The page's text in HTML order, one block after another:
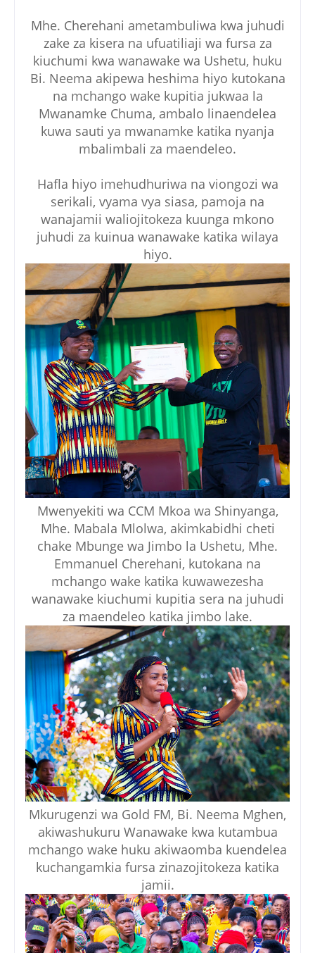
Mhe. Cherehani ametambuliwa kwa juhudi
zake za kisera na ufuatiliaji wa fursa za
kiuchumi kwa wanawake wa Ushetu, huku
Bi. Neema akipewa heshima hiyo kutokana
na mchango wake kupitia jukwaa la
Mwanamke Chuma, ambalo linaendelea
kuwa sauti ya mwanamke katika nyanja
mbalimbali za maendeleo.
Hafla hiyo imehudhuriwa na viongozi wa
serikali, vyama vya siasa, pamoja na
wanajamii waliojitokeza kuunga mkono
juhudi za kuinua wanawake katika wilaya
hiyo.
Mwenyekiti wa CCM Mkoa wa Shinyanga,
Mhe. Mabala Mlolwa, akimkabidhi cheti
chake Mbunge wa Jimbo la Ushetu, Mhe.
Emmanuel Cherehani, kutokana na
mchango wake katika kuwawezesha
wanawake kiuchumi kupitia sera na juhudi
za maendeleo katika jimbo lake.
Mkurugenzi wa Gold FM, Bi. Neema Mghen,
akiwashukuru Wanawake kwa kutambua
mchango wake huku akiwaomba kuendelea
kuchangamkia fursa zinazojitokeza katika
jamii.